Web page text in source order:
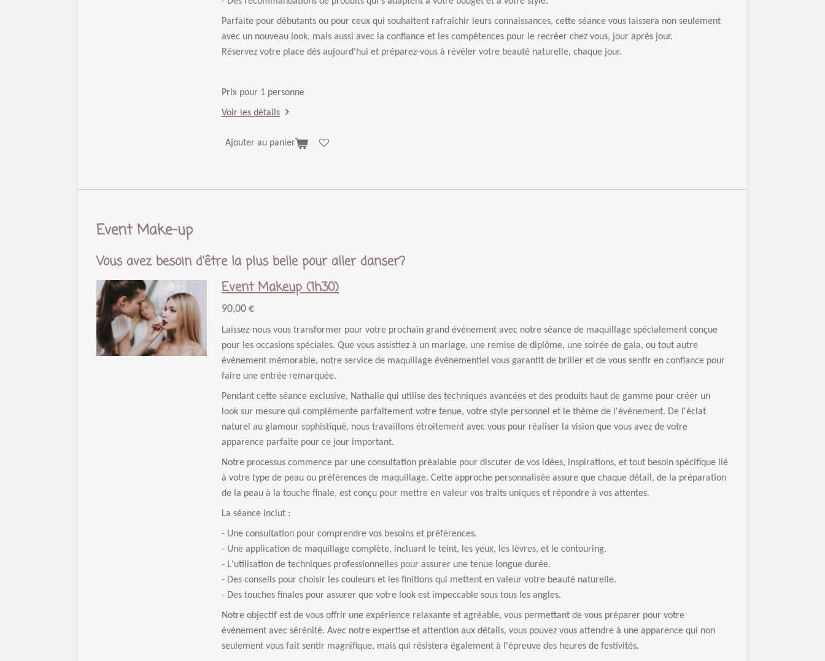
Parfaite pour débutants ou pour ceux qui souhaitent rafraîchir leurs connaissances, cette séance vous laissera non seulement
avec un nouveau look, mais aussi avec la confiance et les compétences pour le recréer chez vous, jour après jour.
Réservez votre place dès aujourd'hui et préparez-vous à révéler votre beauté naturelle, chaque jour.
Prix pour 1 personne
Voir les détails
Ajouter au panier
Event Make-up
Vous avez besoin d'être la plus belle pour aller danser?
Event Makeup (1h30)
90,00 €
Laissez-nous vous transformer pour votre prochain grand événement avec notre séance de maquillage spécialement conçue
pour les occasions spéciales. Que vous assistiez à un mariage, une remise de diplôme, une soirée de gala, ou tout autre
événement mémorable, notre service de maquillage événementiel vous garantit de briller et de vous sentir en confiance pour
faire une entrée remarquée.
Pendant cette séance exclusive, Nathalie qui utilise des techniques avancées et des produits haut de gamme pour créer un
look sur mesure qui complémente parfaitement votre tenue, votre style personnel et le thème de l'événement. De l'éclat
naturel au glamour sophistiqué, nous travaillons étroitement avec vous pour réaliser la vision que vous avez de votre
apparence parfaite pour ce jour important.
Notre processus commence par une consultation préalable pour discuter de vos idées, inspirations, et tout besoin spécifique lié
à votre type de peau ou préférences de maquillage. Cette approche personnalisée assure que chaque détail, de la préparation
de la peau à la touche finale, est conçu pour mettre en valeur vos traits uniques et répondre à vos attentes.
La séance inclut :
- Une consultation pour comprendre vos besoins et préférences.
- Une application de maquillage complète, incluant le teint, les yeux, les lèvres, et le contouring.
- L'utilisation de techniques professionnelles pour assurer une tenue longue durée.
- Des conseils pour choisir les couleurs et les finitions qui mettent en valeur votre beauté naturelle.
- Des touches finales pour assurer que votre look est impeccable sous tous les angles.
Notre objectif est de vous offrir une expérience relaxante et agréable, vous permettant de vous préparer pour votre
événement avec sérénité. Avec notre expertise et attention aux détails, vous pouvez vous attendre à une apparence qui non
seulement vous fait sentir magnifique, mais qui résistera également à l'épreuve des heures de festivités.